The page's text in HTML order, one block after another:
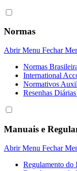
Normas
Abrir Menu Fechar
Normas
International
Normativos
Resenhas
Manuais e
Abrir Menu Fechar
Regulamento do